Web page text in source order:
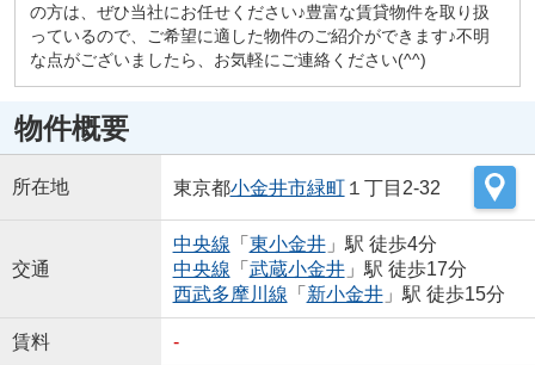
の方は、ぜひ当社にお任せください♪豊富な賃貸物件を取り扱
っているので、ご希望に適した物件のご紹介ができます♪不明
な点がございましたら、お気軽にご連絡ください(^^)
物件概要
所在地 東京都小金井市緑町１丁目2-32
交通
中央線 「 東小金井」駅 徒歩4分
中央線 「 武蔵小金井」駅 徒歩17分
西武多摩川線 「 新小金井」駅 徒歩15分
賃料 -